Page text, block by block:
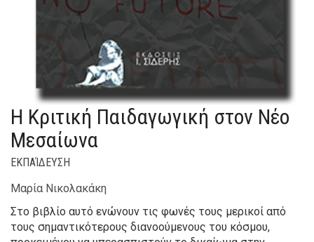
Η Κριτική Παιδαγωγική στον Νέο
Μεσαίωνα
ΕΚΠΑΊΔΕΥΣΗ
Μαρία Νικολακάκη
Στο βιβλίο αυτό ενώνουν τις φωνές τους μερικοί από
τους σημαντικότερους διανοούμενους του κόσμου,